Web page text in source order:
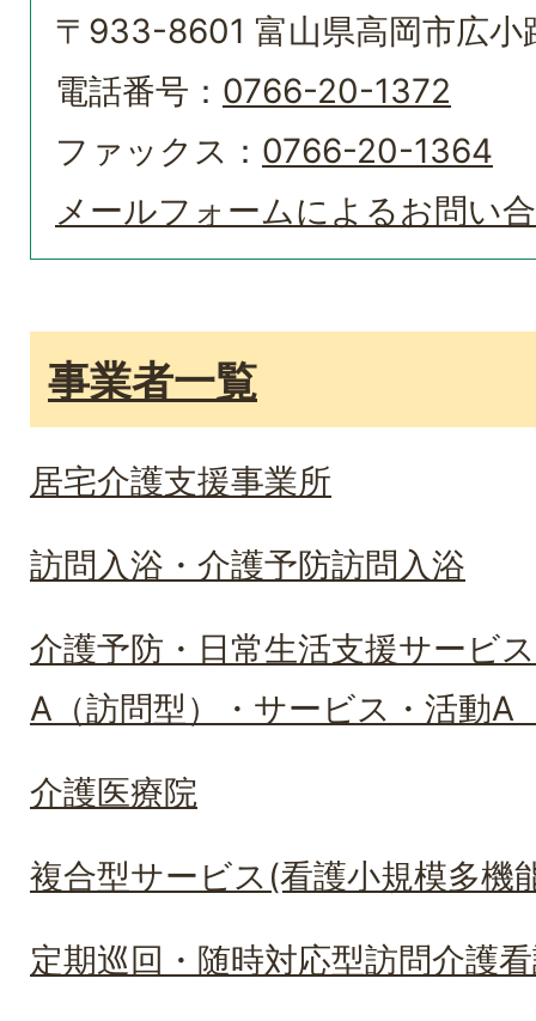
〒933-8601 富山県高岡市広
電話番号： 0766-20-1372
ファックス： 0766-20-1364
メールフォームによるお問い
事業者一覧
居宅介護支援事業所
訪問入浴・介護予防訪問入浴
介護予防・日常生活支援サービ
A（訪問型）・サービス・活動A
介護医療院
複合型サービス(看護小規模多機
定期巡回・随時対応型訪問介護